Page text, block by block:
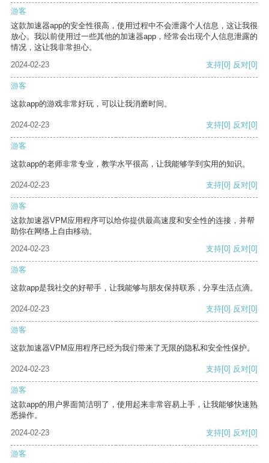
游客
这款加速器app的安全性很高，使用过程中不会泄露个人信息，这让我很
放心。我以前使用过一些其他的加速器app，经常会出现个人信息泄露的
情况，这让我非常担心。
2024-02-23
支持[0] 反对[0]
游客
这款app的游戏非常好玩，可以让我消磨时间。
2024-02-23 支持[0] 反对[0]
游客
这款app的老师非常专业，教学水平很高，让我能够学到实用的知识。
2024-02-23 支持[0] 反对[0]
游客
这款加速器VPM应用程序可以给你提供最高速度和安全性的连接，并帮
助你在网络上自由移动。
2024-02-23
支持[0] 反对[0]
游客
这款app是我社交的好帮手，让我能够与朋友保持联系，分享生活点滴。
2024-02-23 支持[0] 反对[0]
游客
这款加速器VPM应用程序已经为我们带来了无限的隐私和安全性保护。
2024-02-23 支持[0] 反对[0]
游客
这款app的用户界面简洁明了，使用起来非常容易上手，让我能够快速熟
悉操作。
2024-02-23
支持[0] 反对[0]
游客